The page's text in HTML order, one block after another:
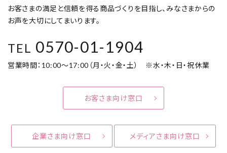
お客さまの満足と信頼を得る商品づくりを目指し、みなさまからの
お声を大切にしてまいります。
TEL 0570-01-1904
営業時間：10:00～17:00（月・火・金・土） ※水・木・日・祝休業
お客さま向け窓口
企業さま向け窓口 メディアさま向け窓口